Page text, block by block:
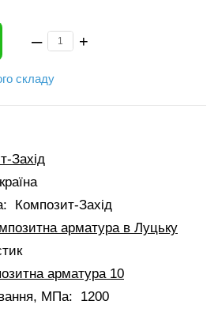
– +
складу
Захід
Композит-Захід
арматура в Луцьку
арматура 10
МПа:
1200